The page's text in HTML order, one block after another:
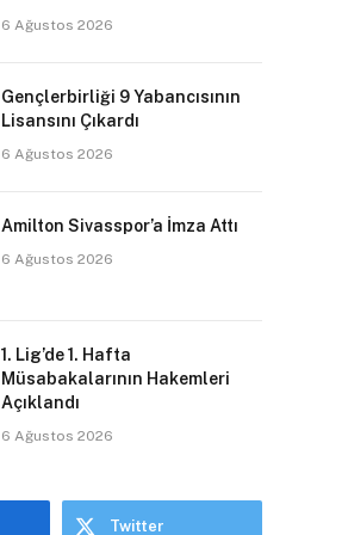
6 Ağustos 2026
Gençlerbirliği 9 Yabancısının
Lisansını Çıkardı
6 Ağustos 2026
Amilton Sivasspor’a İmza Attı
6 Ağustos 2026
1. Lig’de 1. Hafta
Müsabakalarının Hakemleri
Açıklandı
6 Ağustos 2026
Twitter